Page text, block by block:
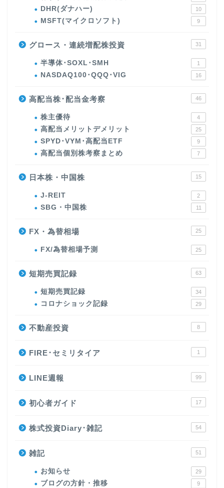
DHR(ダナハー) 10
MSFT(マイクロソフト) 9
グロース・連続増配株投資 31
半導体･SOXL･SMH 1
NASDAQ100･QQQ･VIG 16
高配当株･配当金考察 46
株主優待 4
高配当メリットデメリット 25
SPYD･VYM･高配当ETF 9
高配当個別株考察まとめ 7
日本株・中国株 15
J-REIT 2
SBG・中国株 11
FX・為替相場 25
FX/為替相場予測 25
短期売買記録 63
短期売買記録 34
コロナショック記録 29
不動産投資 8
FIRE･セミリタイア 1
LINE週報 99
初心者ガイド 17
株式投資Diary･雑記 54
雑記 51
お知らせ 29
ブログの方針・推移 9